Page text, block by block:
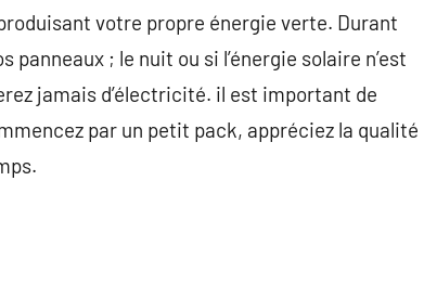
votre propre énergie verte. Durant
; le nuit ou si l’énergie solaire n’est
jamais d’électricité. il est important de
par un petit pack, appréciez la qualité